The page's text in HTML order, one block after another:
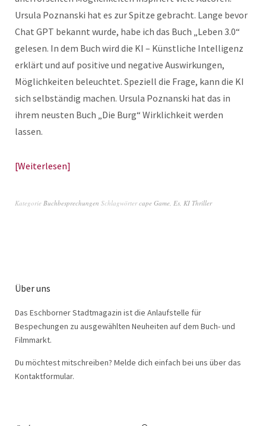
Ursula Poznanski hat es zur Spitze gebracht. Lange bevor
Chat GPT bekannt wurde, habe ich das Buch „Leben 3.0“
gelesen. In dem Buch wird die KI – Künstliche Intelligenz
erklärt und auf positive und negative Auswirkungen,
Möglichkeiten beleuchtet. Speziell die Frage, kann die KI
sich selbständig machen. Ursula Poznanski hat das in
ihrem neusten Buch „Die Burg“ Wirklichkeit werden
lassen.
Weiterlesen
Kategorie Buchbesprechungen Schlagwörtercape Game, Es, KI Thriller
Über uns
Das Eschborner Stadtmagazin ist die Anlaufstelle für
Bespechungen zu ausgewählten Neuheiten auf dem Buch- und
Filmmarkt.
Du möchtest mitschreiben? Melde dich einfach bei uns über das
Kontaktformular.